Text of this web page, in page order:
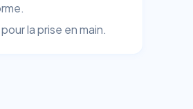
la prise en main.